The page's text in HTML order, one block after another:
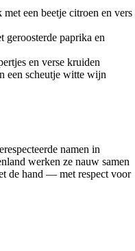
een beetje citroen en vers
geroosterde paprika en
en verse kruiden
een scheutje witte wijn
namen in
werken ze nauw samen
de hand — met respect voor